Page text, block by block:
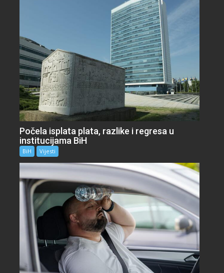
Počela isplata plata, razlike i regresa u
institucijama BiH
BiH Vijesti